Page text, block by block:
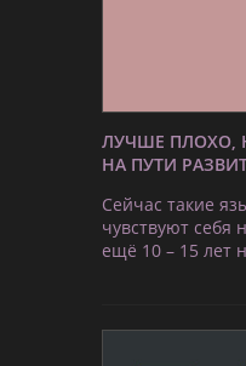
ЛУЧШЕ ПЛОХО,
НА ПУТИ
Сейчас такие
чувствуют себя
ещё 10 – 15 лет